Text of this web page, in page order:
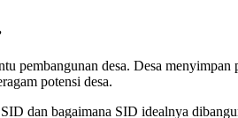
desa. Desa menyimpan
potensi desa.
dan bagaimana SID idealnya